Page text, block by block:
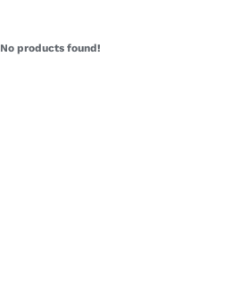
No products found!